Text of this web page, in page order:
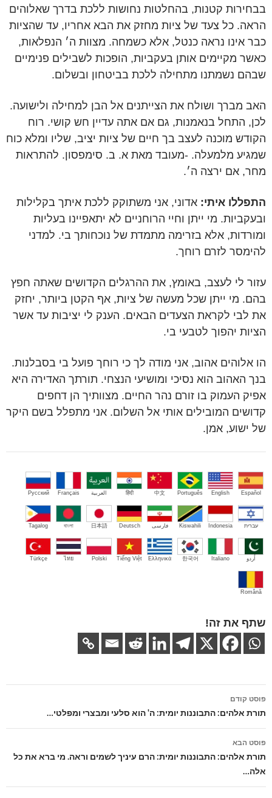
בבחירות קטנות, בהחלטות נחושות ללכת בדרך שאלוהים
הראה. כל צעד של ציות מחזק את הבא אחריו, עד שהציות
כבר אינו נראה כנטל, אלא כשמחה. מצוות ה׳ הנפלאות,
כאשר מקיימים אותן בעקביות, הופכות לשבילים פנימיים
שבהם נשמתנו מתחילה ללכת בביטחון ובשלום.
האב מברך ושולח את הצייתנים אל הבן למחילה ולישועה.
לכן, התחל בנאמנות, גם אם אתה עדיין חש קושי. רוח
הקודש מוכנה לעצב בך חיים של ציות יציב, שליו ומלא כוח
שמגיע מלמעלה. -מעובד מאת א. ב. סימפסון. להתראות
מחר, אם ירצה ה׳.
התפללו איתי: אדוני, אני משתוקק ללכת איתך בקלילות
ובעקביות. מי ייתן וחיי הרוחניים לא יתאפיינו בעליות
ומורדות, אלא בזרימה מתמדת של נוכחותך בי. למדני
להימסר לזרם רוחך.
עזור לי לעצב, באומץ, את ההרגלים הקדושים שאתה חפץ
בהם. מי ייתן שכל מעשה של ציות, אף הקטן ביותר, יחזק
את לבי לקראת הצעדים הבאים. הענק לי יציבות עד אשר
הציות יהפוך לטבעי בי.
הו אלוהים אהוב, אני מודה לך כי רוחך פועל בי בסבלנות.
בנך האהוב הוא נסיכי ומושיעי הנצחי. תורתך האדירה היא
אפיק העמוק בו זורם נהר החיים. מצוותיך הן דחפים
קדושים המובילים אותי אל השלום. אני מתפלל בשם היקר
של ישוע, אמן.
Español
English
Português
中文
हिंदी العربية Français
Русский
עברית Indonesia
Kiswahili فارسی Deutsch
日本語
বাংলা
Tagalog
اُردو Italiano
한국어
Ελληνικά
Tiếng Việt
Polski
ไทย
Türkçe
Română
שתף את זה!
ניווט
בפוסטים
פוסט קודם
תורת אלהים: התבוננות יומית: ה' הוא סלעי ומבצרי ומפלטי…
פוסט הבא
תורת אלהים: התבוננות יומית: הרם עיניך לשמים וראה. מי ברא את כל
אלה…